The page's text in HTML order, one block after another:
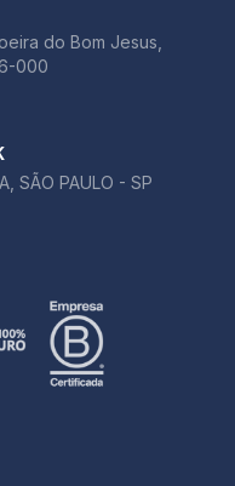
do Bom Jesus,
000
SÃO PAULO - SP